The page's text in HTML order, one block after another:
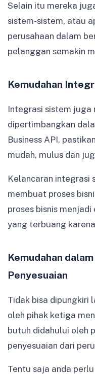
Selain itu mereka
sistem-sistem, atau
perusahaan dalam
pelanggan semakin
Kemudahan
Integrasi sistem juga
dipertimbangkan
Business API,
mudah, mulus dan
Kelancaran integrasi
membuat proses
proses bisnis
yang terbuang
Kemudahan
Penyesuaian
Tidak bisa dipungkiri
oleh pihak ketiga
butuh didahului oleh
penyesuaian dari
Tentu saja anda